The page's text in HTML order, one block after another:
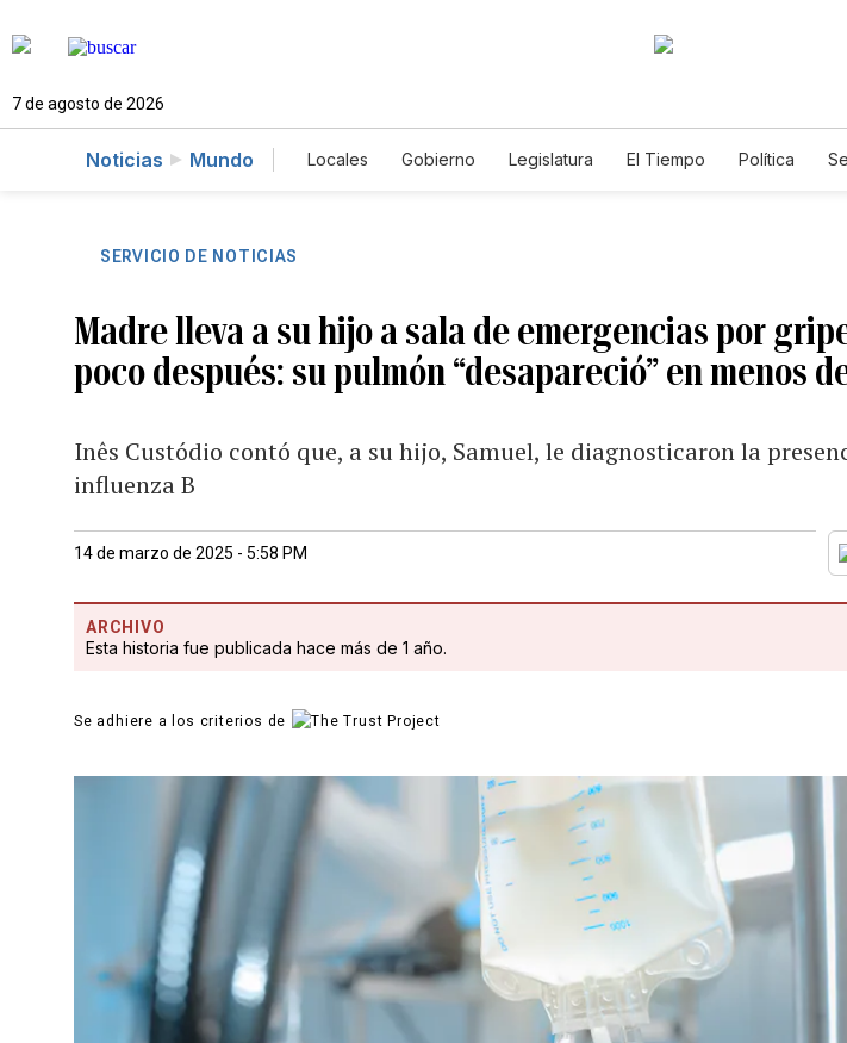
7 de agosto de 2026
Noticias Mundo Locales Gobierno Legislatura El Tiempo Política
SERVICIO DE NOTICIAS
Madre lleva a su hijo a sala de emergencias por
poco después: su pulmón “desapareció” en menos
Inês Custódio contó que, a su hijo, Samuel, le diagnosticaron la
influenza B
14 de marzo de 2025 - 5:58 PM
ARCHIVO
Esta historia fue publicada hace más de 1 año.
Se adhiere a los criterios de